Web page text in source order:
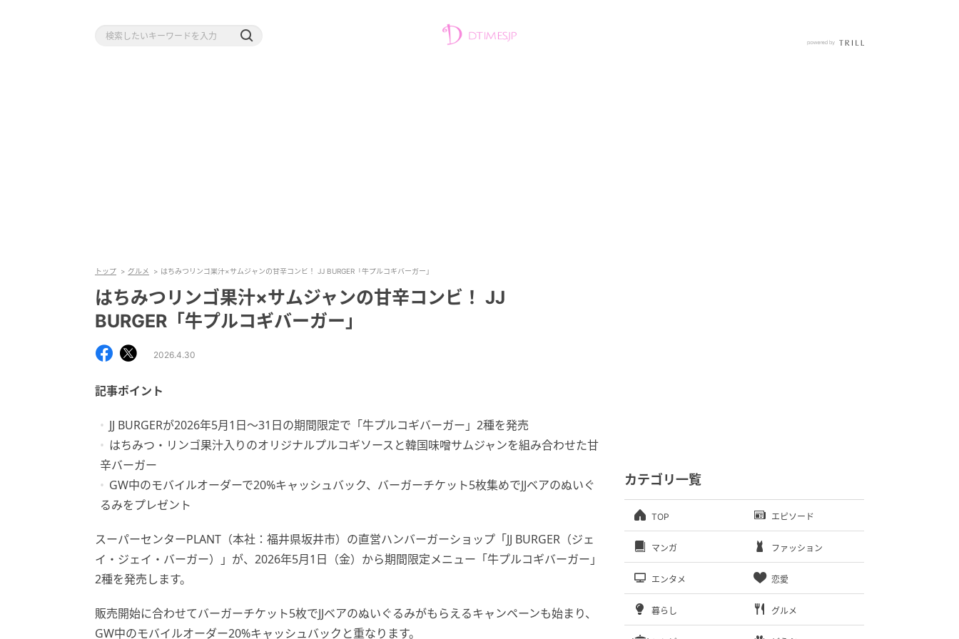
トップ グルメ はちみつリンゴ果汁×サムジャンの甘辛コンビ！ JJ BURGER「牛プルコギバーガー」
はちみつリンゴ果汁×サムジャンの甘辛コンビ！ JJ
BURGER「牛プルコギバーガー」
2026.4.30
記事ポイント
JJ BURGERが2026年5月1日〜31日の期間限定で「牛プルコギバーガー」2種を発売
はちみつ・リンゴ果汁入りのオリジナルプルコギソースと韓国味噌サムジャンを組み合わせた甘
辛バーガー
GW中のモバイルオーダーで20%キャッシュバック、バーガーチケット5枚集めでJJベアのぬいぐ
るみをプレゼント
スーパーセンターPLANT（本社：福井県坂井市）の直営ハンバーガーショップ「JJ BURGER（ジェ
イ・ジェイ・バーガー）」が、2026年5月1日（金）から期間限定メニュー「牛プルコギバーガー」
2種を発売します。
販売開始に合わせてバーガーチケット5枚でJJベアのぬいぐるみがもらえるキャンペーンも始まり、
GW中のモバイルオーダー20%キャッシュバックと重なります。
カテゴリ一覧
TOP エピソード
マンガ ファッション
エンタメ 恋愛
暮らし グルメ